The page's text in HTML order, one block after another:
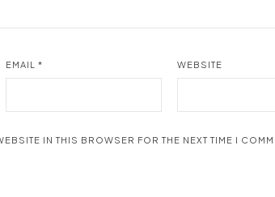
EMAIL * WEBSITE
IN THIS BROWSER FOR THE NEXT TIME I